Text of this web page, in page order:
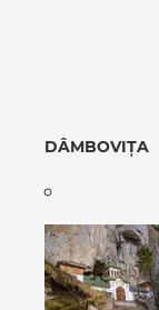
DÂMBOVIȚA